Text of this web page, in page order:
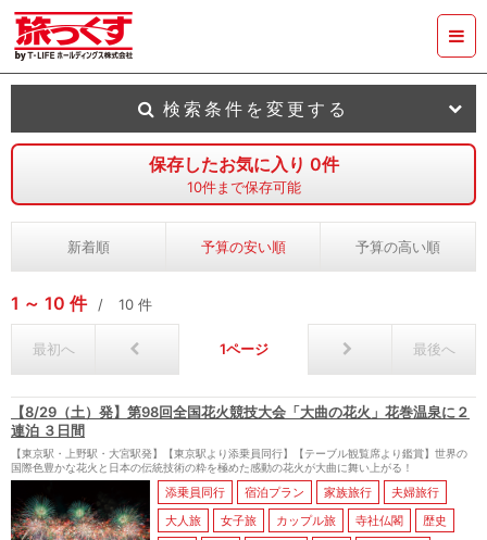
保存したお気に入り 0件
10件まで保存可能
新着順 予算の安い順 予算の高い順
1 10 件 10 件
最初へ 1 最後へ
【8/29（土）発】第98回全国花火競技大会「大曲の花火」花巻温泉に２
連泊 ３日間
【東京駅・上野駅・大宮駅発】【東京駅より添乗員同行】【テーブル観覧席より鑑賞】世界の
国際色豊かな花火と日本の伝統技術の粋を極めた感動の花火が大曲に舞い上がる！
添乗員同行 宿泊プラン 家族旅行
夫婦旅行
大人旅
女子旅 カップル旅 寺社仏閣
歴史
検索条件を変更する